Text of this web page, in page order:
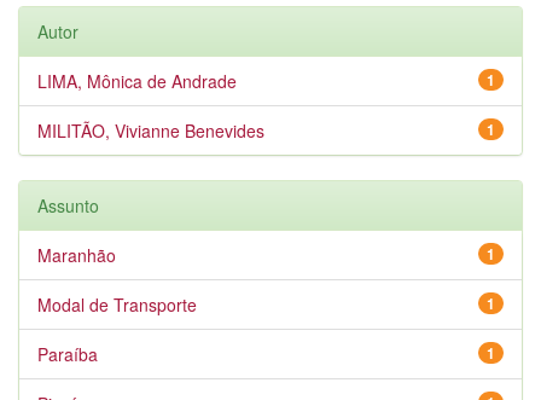
Autor
1
LIMA, Mônica de Andrade
1
MILITÃO, Vivianne Benevides
Assunto
1
Maranhão
1
Modal de Transporte
1
Paraíba